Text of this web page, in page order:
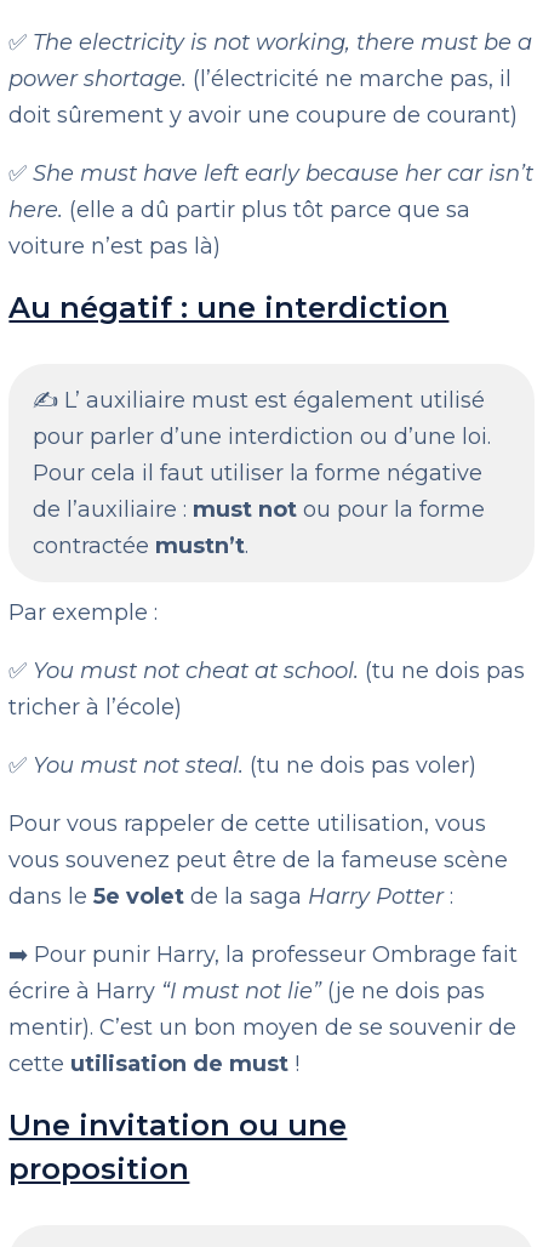
✅ The electricity is not working, there must be a
power shortage. (l’électricité ne marche pas, il
doit sûrement y avoir une coupure de courant)
✅She must have left early because her car isn’t
here. (elle a dû partir plus tôt parce que sa
voiture n’est pas là)
Au négatif : une interdiction
✍️ L’ auxiliaire must est également utilisé
pour parler d’une interdiction ou d’une loi.
Pour cela il faut utiliser la forme négative
de l’auxiliaire : must notou pour la forme
contractée mustn’t.
Par exemple :
✅ You must not cheat at school. (tu ne dois pas
tricher à l’école)
✅ You must not steal. (tu ne dois pas voler)
Pour vous rappeler de cette utilisation, vous
vous souvenez peut être de la fameuse scène
dans le5e voletde la saga Harry Potter :
➡️ Pour punir Harry, la professeur Ombrage fait
écrire à Harry “I must not lie” (je ne dois pas
mentir). C’est un bon moyen de se souvenir de
cette utilisation de must !
Une invitation ou une
proposition